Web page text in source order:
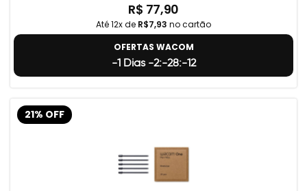
R$ 77,90
Até 12x de R$7,93 no cartão
OFERTAS WACOM
-1 Dias -2:-28:-13
21% OFF